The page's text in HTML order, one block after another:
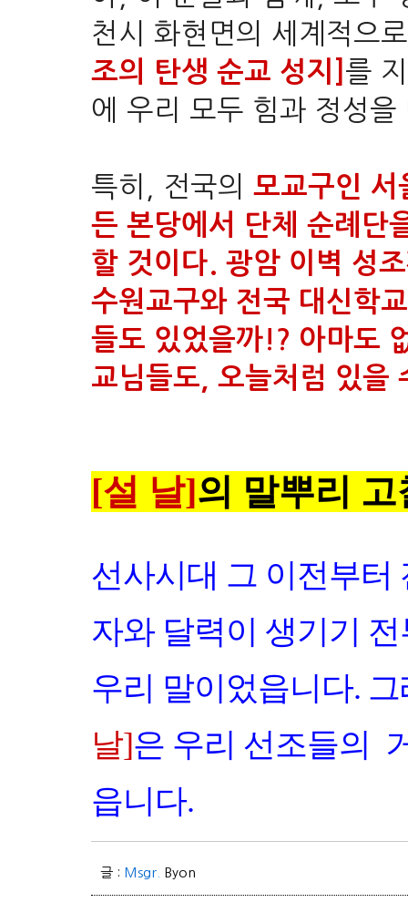
천시 화현면의 세계적으
조의 탄생 순교 성지
를
에 우리 모두 힘과 정성
특히, 전국의 모교구인 서
든 본당에서 단체 순례단
할 것이다. 광암 이벽 성
수원교구와 전국 대신학
들도 있었을까!? 아마도
교님들도, 오늘처럼 있을
[설 날]의 말뿌리 고
선사시대 그 이전부
자와 달력이 생기기
우리 말이었읍니다.
날]은 우리 선조들의
읍니다.
글 : Msgr. Byon